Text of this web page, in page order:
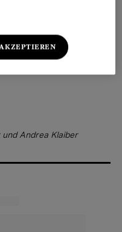
Andrea Klaiber